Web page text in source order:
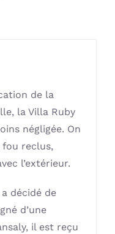
de la
la Villa Ruby
négligée. On
reclus,
l’extérieur.
décidé de
d’une
il est reçu